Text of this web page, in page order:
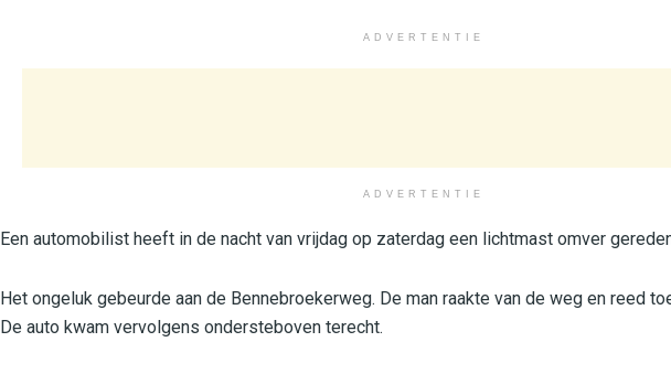
ADVERTENTIE
ADVERTENTIE
Een automobilist heeft in de nacht van vrijdag op zaterdag een lichtmast omver
Het ongeluk gebeurde aan de Bennebroekerweg. De man raakte van de weg en reed
De auto kwam vervolgens ondersteboven terecht.